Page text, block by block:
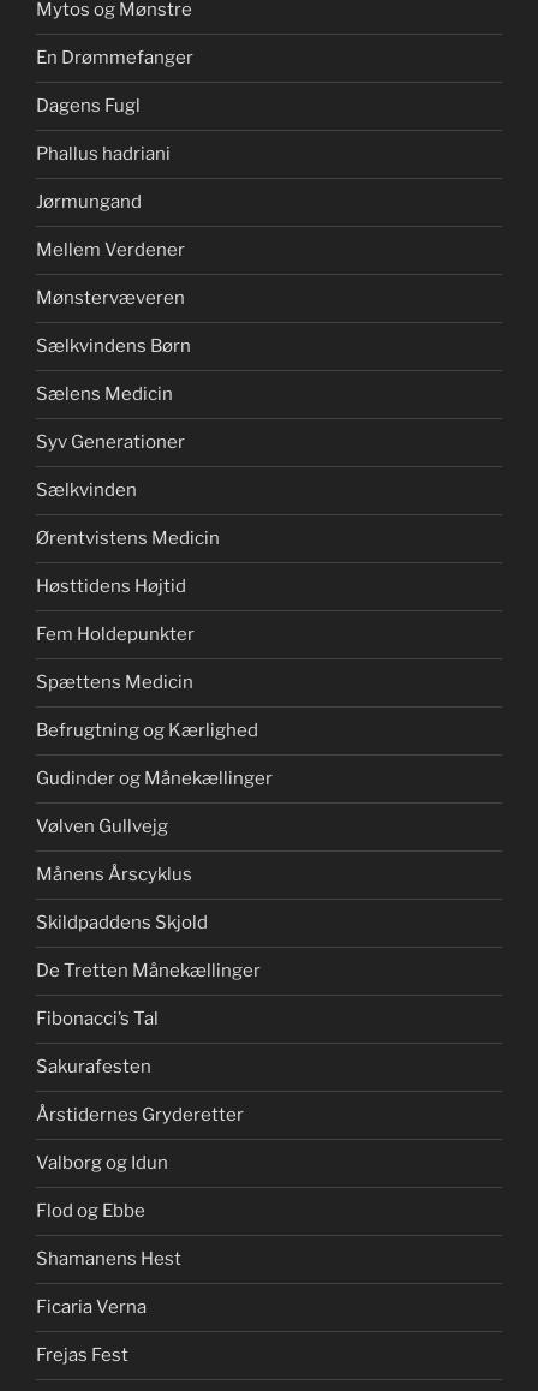
Mytos og Mønstre
En Drømmefanger
Dagens Fugl
Phallus hadriani
Jørmungand
Mellem Verdener
Mønstervæveren
Sælkvindens Børn
Sælens Medicin
Syv Generationer
Sælkvinden
Ørentvistens Medicin
Høsttidens Højtid
Fem Holdepunkter
Spættens Medicin
Befrugtning og Kærlighed
Gudinder og Månekællinger
Vølven Gullvejg
Månens Årscyklus
Skildpaddens Skjold
De Tretten Månekællinger
Fibonacci’s Tal
Sakurafesten
Årstidernes Gryderetter
Valborg og Idun
Flod og Ebbe
Shamanens Hest
Ficaria Verna
Frejas Fest